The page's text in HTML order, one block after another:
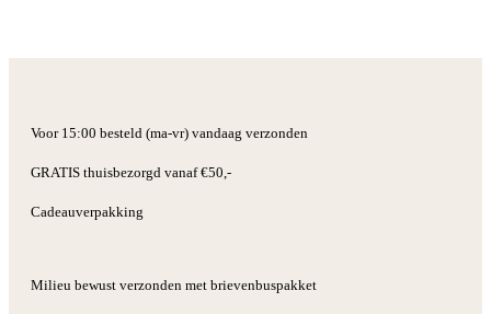
Voor 15:00 besteld (ma-vr) vandaag verzonden
GRATIS thuisbezorgd vanaf €50,-
Cadeauverpakking
Milieu bewust verzonden met brievenbuspakket